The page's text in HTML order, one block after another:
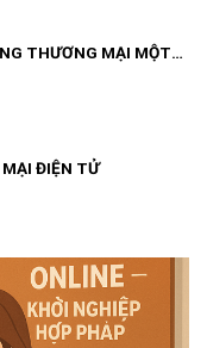
THƯƠNG MẠI MỘT
ĐIỆN TỬ